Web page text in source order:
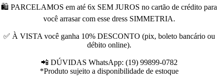
🛍 PARCELAMOS em até 6x SEM JUROS no cartão de crédito para
você arrasar com esse dress SIMMETRIA.
✅ À VISTA você ganha 10% DESCONTO (pix, boleto bancário ou
débito online).
📲 DÚVIDAS WhatsApp: (19) 99899-0782
*Produto sujeito a disponibilidade de estoque